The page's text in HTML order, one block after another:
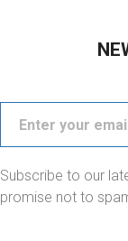
Subscribe to our
promise not to